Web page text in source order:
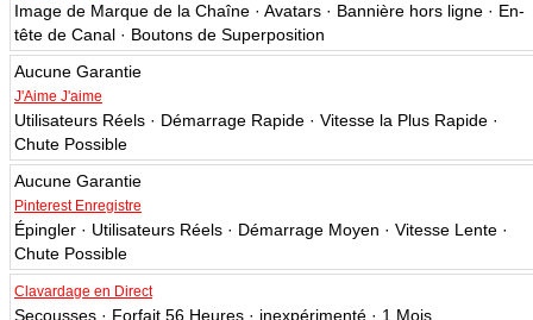
Image de Marque de la Chaîne · Avatars · Bannière hors ligne · En-
tête de Canal · Boutons de Superposition
Aucune Garantie
J'Aime J'aime
Utilisateurs Réels · Démarrage Rapide · Vitesse la Plus Rapide ·
Chute Possible
Aucune Garantie
Pinterest Enregistre
Épingler · Utilisateurs Réels · Démarrage Moyen · Vitesse Lente ·
Chute Possible
Clavardage en Direct
Secousses · Forfait 56 Heures · inexpérimenté · 1 Mois